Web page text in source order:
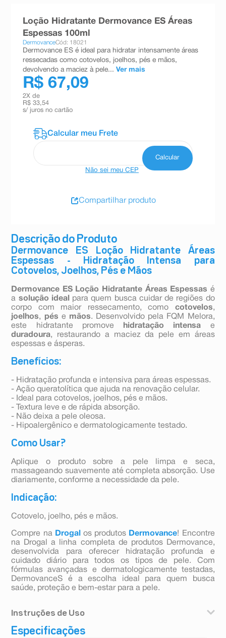
Descrição do Produto
Dermovance ES Loção Hidratante Áreas
Espessas - Hidratação Intensa para
Cotovelos, Joelhos, Pés e Mãos
Dermovance ES Loção Hidratante Áreas Espessas é
a solução ideal
para quem busca cuidar de regiões do
corpo com maior ressecamento, como cotovelos,
joelhos, pés e mãos. Desenvolvido pela FQM Melora,
este hidratante promove
hidratação intensa e
duradoura, restaurando a maciez da pele em áreas
espessas e ásperas.
Benefícios:
- Hidratação profunda e intensiva para áreas espessas.
- Ação queratolítica que ajuda na renovação celular.
- Ideal para cotovelos, joelhos, pés e mãos.
- Textura leve e de rápida absorção.
- Não deixa a pele oleosa.
- Hipoalergênico e dermatologicamente testado.
Como Usar?
Aplique o produto sobre a pele limpa e seca,
massageando suavemente até completa absorção. Use
diariamente, conforme a necessidade da pele.
Indicação:
Cotovelo, joelho, pés e mãos.
Compre na Drogal os produtos Dermovance! Encontre
na Drogal a linha completa de produtos Dermovance,
desenvolvida para oferecer hidratação profunda e
cuidado diário para todos os tipos de pele. Com
fórmulas avançadas e dermatologicamente testadas,
DermovanceS é a escolha ideal para quem busca
saúde, proteção e bem-estar para a pele.
Instruções de Uso
Aplique o produto sobre a pele limpa e seca,
Especificações
Loção Hidratante Dermovance ES Áreas
Espessas 100ml
DermovanceCód: 18021
Dermovance ES é ideal para hidratar intensamente áreas
ressecadas como cotovelos, joelhos, pés e mãos,
devolvendo a maciez à pele... Ver mais
R$ 67,09
2X de
R$ 33,54
s/ juros no cartão
Não sei meu CEP
Compartilhar produto
esmalte
10ºabsorvente